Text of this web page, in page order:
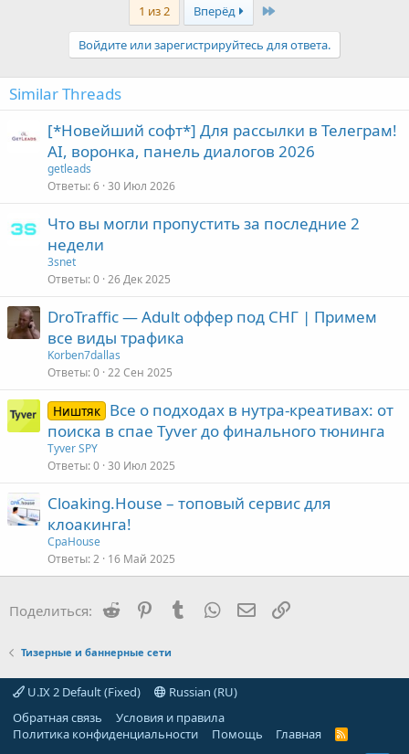
1 из 2 Вперёд Last
Войдите или зарегистрируйтесь для ответа.
Similar Threads
[*Новейший софт*] Для рассылки в Телеграм!
AI, воронка, панель диалогов 2026
getleads
Ответы 6 30 Июл 2026
Что вы могли пропустить за последние 2
недели
3snet
Ответы 0 26 Дек 2025
DroTraffic — Adult оффер под СНГ | Примем
все виды трафика
Korben7dallas
Ответы 0 22 Сен 2025
Ништяк Все о подходах в нутра-креативах: от
поиска в спае Tyver до финального тюнинга
Tyver SPY
Ответы 0 30 Июл 2025
Cloaking.House – топовый сервис для
клоакинга!
СpaHouse
Ответы 2 16 Май 2025
Поделиться: Reddit PinterestTumblrWhatsAppЭлектронная почта
Ссылка
Тизерные и баннерные сети
U.IX 2 Default (Fixed)
Russian (RU)
Обратная связь
Условия и правила
Политика конфиденциальности
Помощь Главная
R